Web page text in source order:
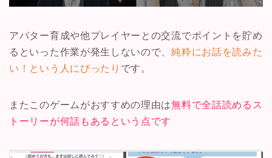
アバター育成や他プレイヤーとの交流でポイントを貯め
るといった作業が発生しないので、純粋にお話を読みた
い！という人にぴったり です。
またこのゲームがおすすめの理由は無料で全話読めるス
トーリーが何話もあるという点です